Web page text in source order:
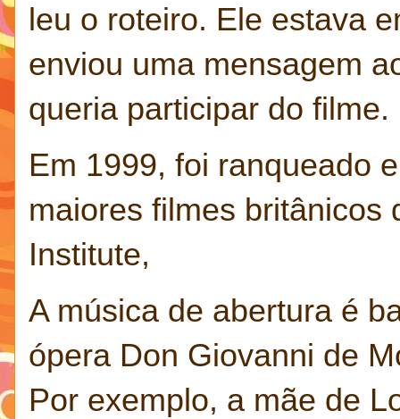
leu o roteiro. Ele estava
enviou uma mensagem
queria participar do filme.
Em 1999, foi ranqueado
maiores filmes britânicos
Institute,
A música de abertura é
ópera Don Giovanni de
Por exemplo, a mãe de